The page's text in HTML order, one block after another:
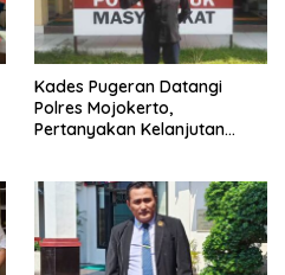
Kades Pugeran Datangi
Polres Mojokerto,
Pertanyakan Kelanjutan